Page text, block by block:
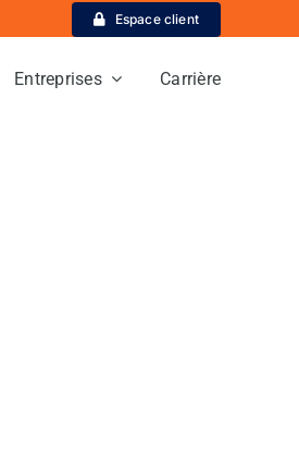
Espace client
Entreprises Carrière